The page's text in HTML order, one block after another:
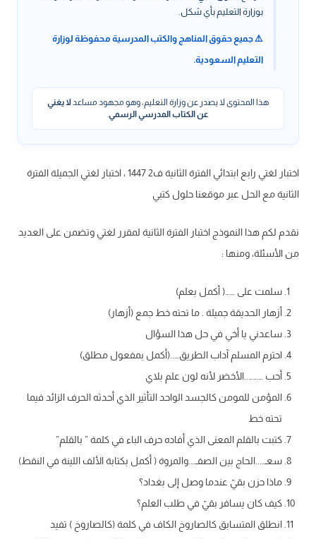
بوزارة التعليم بأي شكل.
⚠️ جميع حقوق المناهج والكتب المدرسية محفوظة لوزارة
التعليم السعودية.
هذا المحتوى لا يصدر عن وزارة التعليم، وهو مجهود مساعدلا يغني
عن الكتاب المدرسي الرسمي.
اختبار لغتي رابع ابتدائي الفترة الثانية ف2 1447 ، اختبار لغتي الجميلة الفترة
الثانية مع الحل عبر موقعنا حلول كتبي
نقدم لكم هذا النموذج اختبار الفترة الثانية لمقرر لغتي وتضمن على العديد
من الأسئلة، ومنها :
سلمت على ……( أكمل بعلم)
أزهار الحديقة جميلة . ما تحته خط جمع (أزهار)
ساعدني يا أخي في حل هذا السؤال
احترم المسلم آداب الطريق…..(أكمل بمفعول مطلق)
أحب ………..الأخضر لأنه لون علم بلاي
المؤمن للمومن كالجسد الواحد التأثير الذي أحدثه الحرف الزائد فيما
تحته خط
كتبت بالقلم المعنى الذي أفاده حرف الباء في كلمة ” بالقلم”
سعـ…..الحاج بين الصفـ….والمروة ( أكمل بكتابة الألف اللينة في النقط)
ماذا حزن بقيّ عندما وصل إلى بغداد؟
كيف كان يسافر بقيّ في طلب العلم؟
انطلق المتسابق كالصاروخ الكاف في كلمة (كالصاروخ ) تفيد